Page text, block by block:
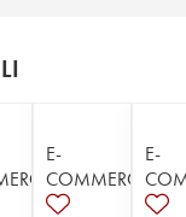
E-
COMMERCE
E-